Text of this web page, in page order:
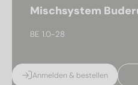
Mischsystem
BE 1.0-28
Anmelden & bestellen